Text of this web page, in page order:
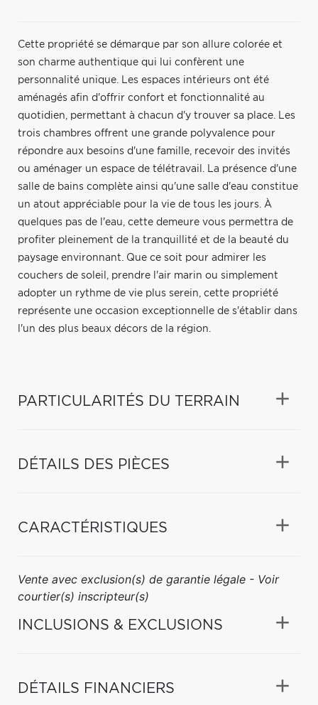
Cette propriété se démarque par son allure colorée et
son charme authentique qui lui confèrent une
personnalité unique. Les espaces intérieurs ont été
aménagés afin d'offrir confort et fonctionnalité au
quotidien, permettant à chacun d'y trouver sa place. Les
trois chambres offrent une grande polyvalence pour
répondre aux besoins d'une famille, recevoir des invités
ou aménager un espace de télétravail. La présence d'une
salle de bains complète ainsi qu'une salle d'eau constitue
un atout appréciable pour la vie de tous les jours. À
quelques pas de l'eau, cette demeure vous permettra de
profiter pleinement de la tranquillité et de la beauté du
paysage environnant. Que ce soit pour admirer les
couchers de soleil, prendre l'air marin ou simplement
adopter un rythme de vie plus serein, cette propriété
représente une occasion exceptionnelle de s'établir dans
l'un des plus beaux décors de la région.
PARTICULARITÉS DU TERRAIN
DÉTAILS DES PIÈCES
CARACTÉRISTIQUES
Vente avec exclusion(s) de garantie légale - Voir
courtier(s) inscripteur(s)
INCLUSIONS & EXCLUSIONS
DÉTAILS FINANCIERS